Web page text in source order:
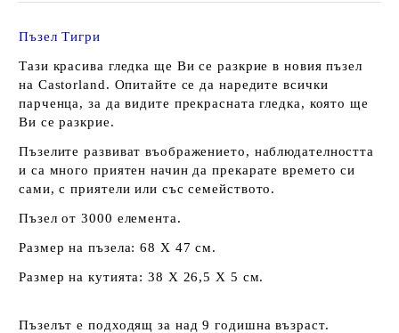
Пъзел Тигри
Тази красива гледка ще Ви се разкрие в новия пъзел
на Castorland. Опитайте се да наредите всички
парченца, за да видите прекрасната гледка, която ще
Ви се разкрие.
Пъзелите развиват въображението, наблюдателността
и са много приятен начин да прекарате времето си
сами, с приятели или със семейството.
Пъзел от 3000 елемента.
Размер на пъзела: 68 Х 47 см.
Размер на кутията: 38 Х 26,5 Х 5 см.
Пъзелът е подходящ за над 9 годишна възраст.